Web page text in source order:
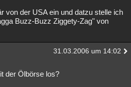
von der USA ein und datzu stelle ich
Buzz-Buzz Ziggety-Zag" von
31.03.2006 um 14:02
der Ölbörse los?